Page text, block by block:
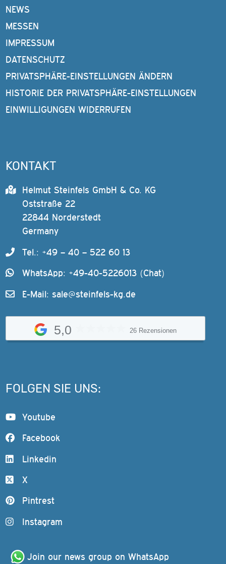
NEWS
MESSEN
IMPRESSUM
DATENSCHUTZ
PRIVATSPHÄRE-EINSTELLUNGEN ÄNDERN
HISTORIE DER PRIVATSPHÄRE-EINSTELLUNGEN
EINWILLIGUNGEN WIDERRUFEN
KONTAKT
Helmut Steinfels GmbH & Co. KG
Oststraße 22
22844 Norderstedt
Germany
Tel.: +49 – 40 – 522 60 13
WhatsApp: +49-40-5226013 (Chat)
E-Mail: sale@steinfels-kg.de
5,0 26 Rezensionen
FOLGEN SIE UNS:
Youtube
Facebook
Linkedin
X
Pintrest
Instagram
Join our news group on WhatsApp